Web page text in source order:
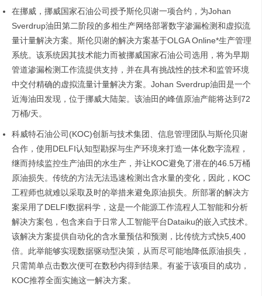
在挪威，挪威国家石油公司授予斯伦贝谢一项合约，为Johan
Sverdrup油田第二阶段的多相生产网络部署数字渗漏检测和虚拟流
量计量解决方案。斯伦贝谢的解决方案基于OLGA Online*生产管理
系统。该系统因其技术能力而被挪威国家石油公司选用，将为早期
管道渗漏检测工作流提供支持，并在具有挑战性的技术和监管环境
中交付精确的虚拟流量计量解决方案。Johan Sverdrup油田是一个
近海油田发现，位于挪威大陆架。该油田的峰值原油产能将达到72
万桶/天。
科威特石油公司(KOC)创新与技术集团、信息管理团队与斯伦贝谢
合作，使用DELFI认知型勘探与生产环境来打造一体化数字流程，
继而持续监控生产油田的水生产，并让KOC避免了潜在的46.5万桶
原油损失。传统的方法无法迅速检测出含水量的变化，因此，KOC
工程师也就难以采取及时的举措来避免原油损失。所部署的解决方
案采用了DELFI数据科学，这是一个能源工作流程人工智能和分析
解决方案包，包含来自于日常人工智能平台Dataiku的嵌入式技术。
该解决方案提供自动化的含水量预估和预测，比传统方式快5,400
倍。此举能够实现数据驱动型决策，从而尽可能地降低原油损失，
只需简单点击数次便可在数秒内得到结果。有鉴于该项目的成功，
KOC推荐全面实施这一解决方案。